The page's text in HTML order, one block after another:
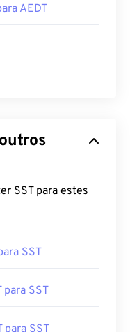
AEDT
SST para estes
SST
para SST
para SST